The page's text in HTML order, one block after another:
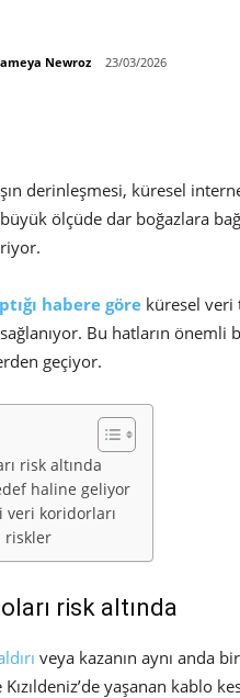
Newroz 23/03/2026
derinleşmesi, küresel
büyük ölçüde dar boğazlara
habere göre küresel veri
Bu hatların önemli
geçiyor.
risk altında
haline geliyor
veri koridorları
riskler
risk altında
veya kazanın aynı anda
yaşanan kablo